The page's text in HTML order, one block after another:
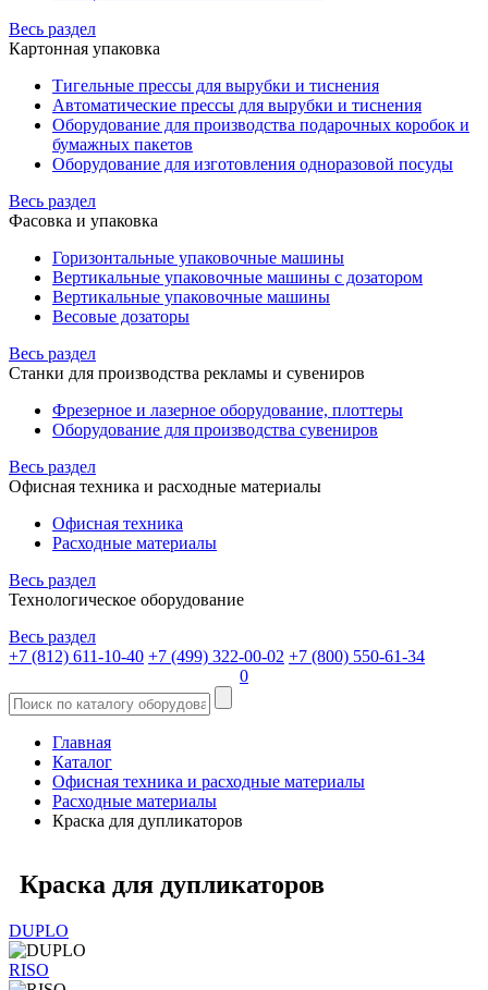
Весь раздел
Картонная упаковка
Тигельные прессы для вырубки и тиснения
Автоматические прессы для вырубки и тиснения
Оборудование для производства подарочных коробок и
бумажных пакетов
Оборудование для изготовления одноразовой посуды
Весь раздел
Фасовка и упаковка
Горизонтальные упаковочные машины
Вертикальные упаковочные машины с дозатором
Вертикальные упаковочные машины
Весовые дозаторы
Весь раздел
Станки для производства рекламы и сувениров
Фрезерное и лазерное оборудование, плоттеры
Оборудование для производства сувениров
Весь раздел
Офисная техника и расходные материалы
Офисная техника
Расходные материалы
Весь раздел
Технологическое оборудование
Весь раздел
+7 (812) 611-10-40 +7 (499) 322-00-02 +7 (800) 550-61-34
0
Главная
Каталог
Офисная техника и расходные материалы
Расходные материалы
Краска для дупликаторов
Краска для дупликаторов
DUPLO
RISO